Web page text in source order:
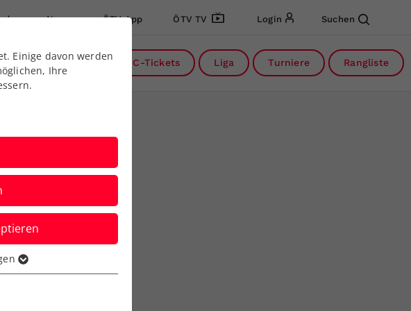
News ÖTV App ÖTV TV Login Suchen
uns DC-Tickets Liga Turniere Rangliste
erst
Einige davon werden
Ihre
der
die Webseite